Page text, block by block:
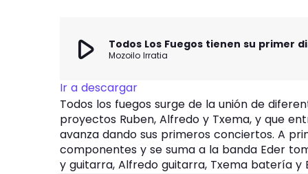
play_arrow Todos Los Fuegos tienen su primer
Mozoilo Irratia
Ir a descargar
Todos los fuegos surge de la unión de
proyectos Ruben, Alfredo y Txema, y que
avanza dando sus primeros conciertos. A
componentes y se suma a la banda Eder
y guitarra, Alfredo guitarra, Txema batería y